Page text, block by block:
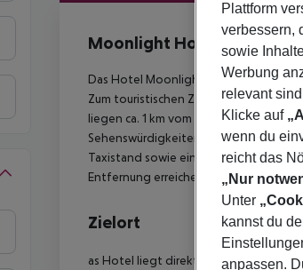
Moonlight Hotel
5
Das Hotel Moonlight hotel befindet
Zum touristischen Zentrum sind es ca.
liegen ca. 1 km vom Hotel.
Sehenswürdigkeiten sind vom Hotel
Taxistand sowie eine Bushaltestelle
Entfernung erreichen. Der Flughafen
Zielort
as Hotel liegt direkt am Sandstrand.
Plattform
verbessern,
sowie
Werbung
relevant
Klicke auf
wenn du
reicht das
„Nur
Unter
kannst du
anpassen.